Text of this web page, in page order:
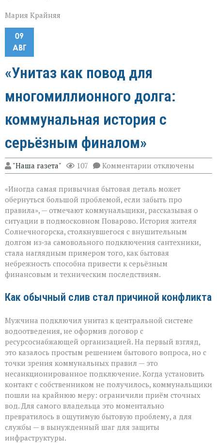
Мария Крайняя
09
АВГ
«Унитаз как повод для
многомиллионного долга:
коммунальная история с
серьёзным финалом»
"Наша газета" 107 Комментарии к
записи
как
повод
долга:
коммунальная
история
с
серьёзным
финалом»
отключены
«Иногда самая привычная бытовая деталь может
обернуться большой проблемой, если забыть про
правила», — отмечают коммунальщики, рассказывая о
ситуации в подмосковном Поварово. История жителя
Солнечногорска, столкнувшегося с внушительным
долгом из‑за самовольного подключения сантехники,
стала наглядным примером того, как бытовая
небрежность способна привести к серьёзным
финансовым и техническим последствиям.
Как обычный слив стал причиной конфликта
Мужчина подключил унитаз к центральной системе
водоотведения, не оформив договор с
ресурсоснабжающей организацией. На первый взгляд,
это казалось простым решением бытового вопроса, но с
точки зрения коммунальных правил — это
несанкционированное подключение. Когда установить
контакт с собственником не получилось, коммунальщики
пошли на крайнюю меру: ограничили приём сточных
вод. Для самого владельца это моментально
превратилось в ощутимую бытовую проблему, а для
службы — в вынужденный шаг для защиты
инфраструктуры.